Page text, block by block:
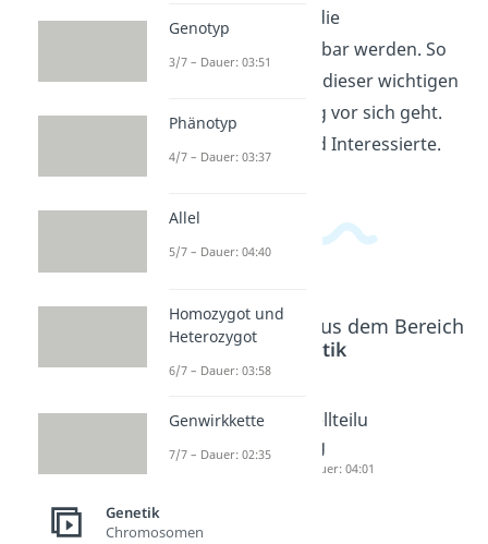
aufgelöst wird und die
Chromosomen sichtbar werden. So
verstehst du, was in dieser wichtigen
Phase der Zellteilung vor sich geht.
Ideal für Schüler und Interessierte.
Beliebte Inhalte aus dem Bereich
Genetik
AnaphasZellzyklu
Zellteilu
ng
Dauer: 04:01
Genotyp
3/7 – Dauer: 03:51
Phänotyp
4/7 – Dauer: 03:37
Allel
5/7 – Dauer: 04:40
Homozygot und
Heterozygot
6/7 – Dauer: 03:58
Genwirkkette
7/7 – Dauer: 02:35
Genetik
Chromosomen